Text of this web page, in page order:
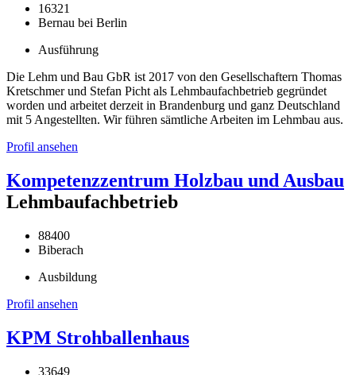
16321
Bernau bei Berlin
Ausführung
Die Lehm und Bau GbR ist 2017 von den Gesellschaftern Thomas
Kretschmer und Stefan Picht als Lehmbaufachbetrieb gegründet
worden und arbeitet derzeit in Brandenburg und ganz Deutschland
mit 5 Angestellten. Wir führen sämtliche Arbeiten im Lehmbau aus.
Profil ansehen
Kompetenzzentrum Holzbau und Ausbau
Lehmbaufachbetrieb
88400
Biberach
Ausbildung
Profil ansehen
KPM Strohballenhaus
33649